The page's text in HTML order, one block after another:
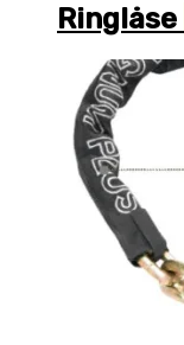
Ringlåse